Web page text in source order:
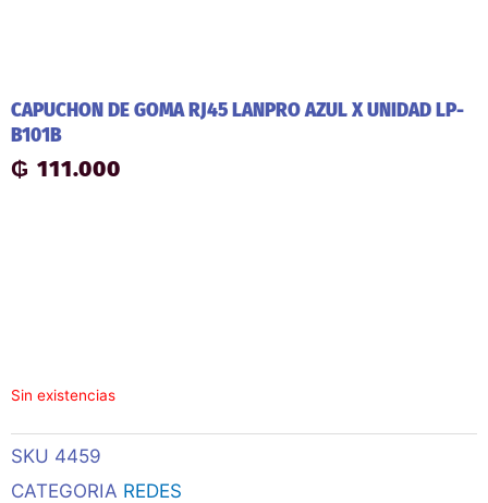
CAPUCHON DE GOMA RJ45 LANPRO AZUL X UNIDAD LP-
B101B
₲ 111.000
Sin existencias
SKU 4459
CATEGORIA REDES